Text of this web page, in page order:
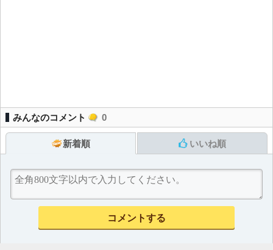
みんなのコメント 0
新着順 いいね順